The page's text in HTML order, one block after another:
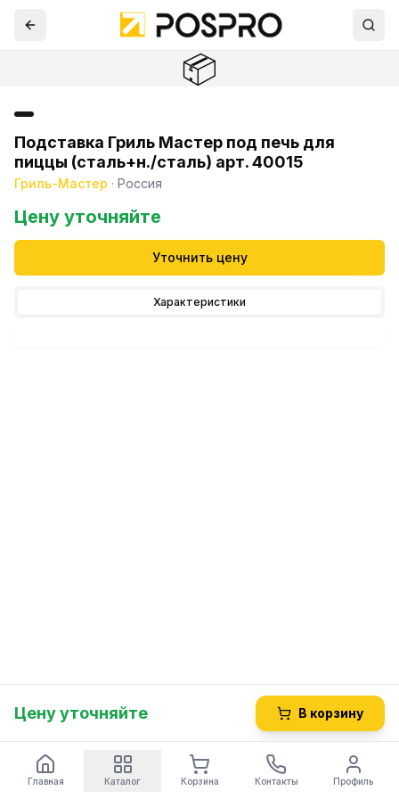
📦
Подставка Гриль Мастер под печь для
пиццы (сталь+н./сталь) арт. 40015
Гриль-Мастер · Россия
Цену уточняйте
Уточнить цену
Характеристики
Цену уточняйте В корзину
Главная Каталог Корзина Контакты Профиль